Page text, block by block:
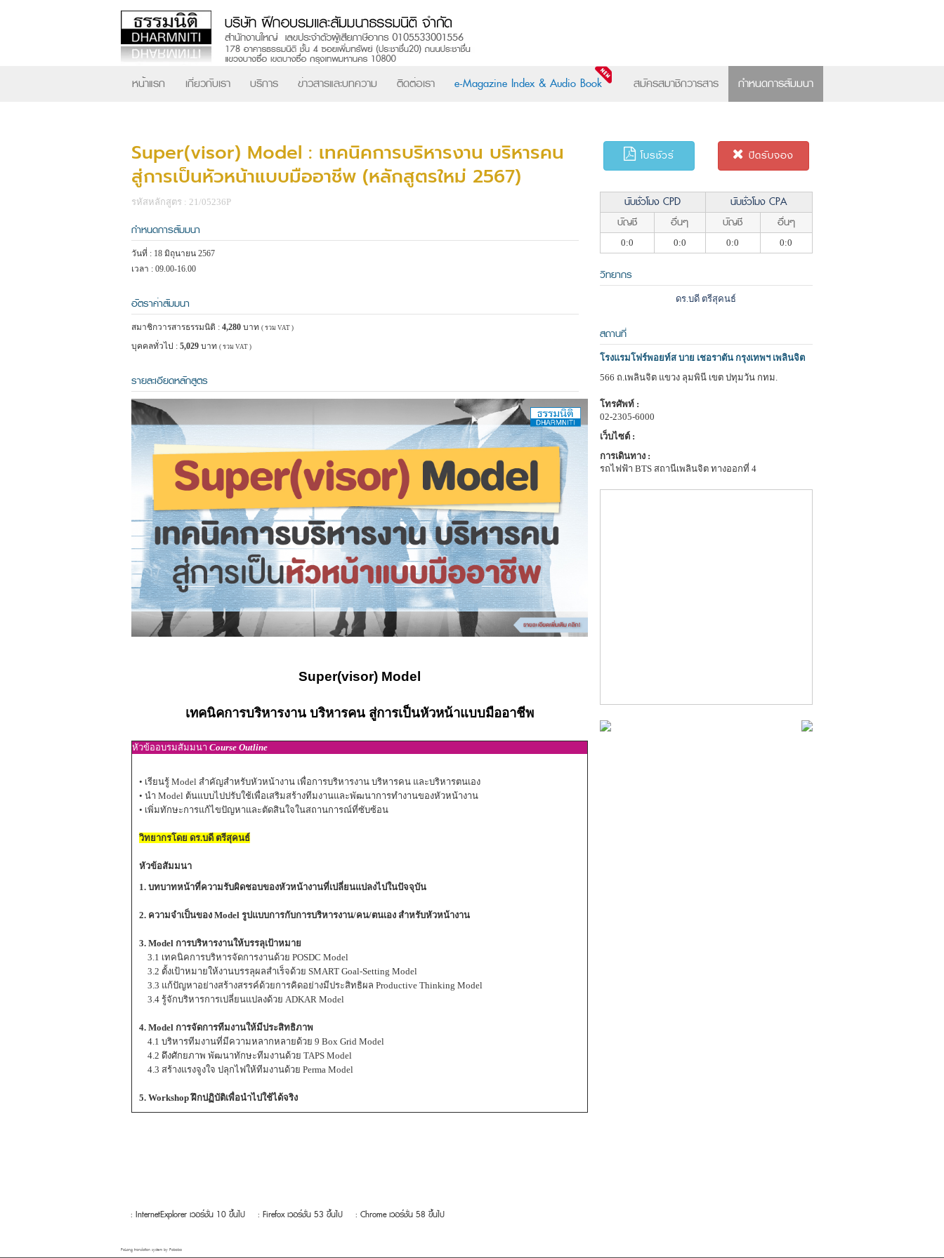
หน้าแรก เกี่ยวกับเรา บริการ ข่าวสารและบทความ ติดต่อเรา e-Magazine Index & Audio Book สมัครสมาชิกวารสาร กำหนดการสัมมนา
Super(visor) Model : เทคนิคการบริหารงาน บริหารคน
สู่การเป็นหัวหน้าแบบมืออาชีพ (หลักสูตรใหม่ 2567)
รหัสหลักสูตร : 21/05236P
กำหนดการสัมมนา
วันที่ : 18 มิถุนายน 2567
เวลา : 09.00-16.00
อัตราค่าสัมมนา
สมาชิกวารสารธรรมนิติ : 4,280 บาท ( รวม VAT )
บุคคลทั่วไป : 5,029 บาท ( รวม VAT )
รายละเอียดหลักสูตร
Super(visor) Model
เทคนิคการบริหารงาน บริหารคน สู่การเป็นหัวหน้าแบบมืออาชีพ
หัวข้ออบรมสัมมนา Course Outline
• เรียนรู้ Model สำคัญสำหรับหัวหน้างาน เพื่อการบริหารงาน บริหารคน และบริหารตนเอง
• นำ Model ต้นแบบไปปรับใช้เพื่อเสริมสร้างทีมงานและพัฒนาการทำงานของหัวหน้างาน
• เพิ่มทักษะการแก้ไขปัญหาและตัดสินใจในสถานการณ์ที่ซับซ้อน
วิทยากรโดย ดร.บดี ตรีสุคนธ์
หัวข้อสัมมนา
1. บทบาทหน้าที่ความรับผิดชอบของหัวหน้างานที่เปลี่ยนแปลงไปในปัจจุบัน
2. ความจำเป็นของ Model รูปแบบการกับการบริหารงาน/คน/ตนเอง สำหรับหัวหน้างาน
3. Model การบริหารงานให้บรรลุเป้าหมาย
3.1 เทคนิคการบริหารจัดการงานด้วย POSDC Model
3.2 ตั้งเป้าหมายให้งานบรรลุผลสำเร็จด้วย SMART Goal-Setting Model
3.3 แก้ปัญหาอย่างสร้างสรรค์ด้วยการคิดอย่างมีประสิทธิผล Productive Thinking Model
3.4 รู้จักบริหารการเปลี่ยนแปลงด้วย ADKAR Model
4. Model การจัดการทีมงานให้มีประสิทธิภาพ
4.1 บริหารทีมงานที่มีความหลากหลายด้วย 9 Box Grid Model
4.2 ดึงศักยภาพ พัฒนาทักษะทีมงานด้วย TAPS Model
4.3 สร้างแรงจูงใจ ปลุกไฟให้ทีมงานด้วย Perma Model
5. Workshop ฝึกปฏิบัติเพื่อนำไปใช้ได้จริง
โบรชัวร์ ปิดรับจอง
นับชั่วโมง CPD
นับชั่วโมง CPA
บัญชี
อื่นๆ บัญชี อื่นๆ
0:0 0:0 0:0 0:0
วิทยากร
ดร.บดี ตรีสุคนธ์
สถานที่
โรงแรมโฟร์พอยท์ส บาย เชอราตัน กรุงเทพฯ เพลินจิต
566 ถ.เพลินจิต แขวง ลุมพินี เขต ปทุมวัน กทม.
โทรศัพท์ :
02-2305-6000
เว็บไซต์ :
การเดินทาง :
รถไฟฟ้า BTS สถานีเพลินจิต ทางออกที่ 4
: InternetExplorer เวอร์ชั่น 10 ขึ้นไป : Firefox เวอร์ชั่น 53 ขึ้นไป : Chrome เวอร์ชั่น 58 ขึ้นไป
FaLang translation system by Faboba